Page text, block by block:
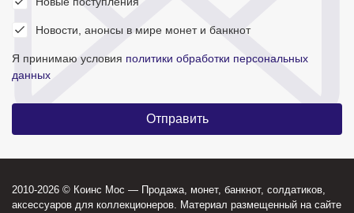
Новости, анонсы в мире монет и банкнот
Я принимаю условия политики обработки персональных
данных
2010-2026 © Коинс Мос — Продажа, монет, банкнот, солдатиков,
аксессуаров для коллекционеров. Материал размещенный на сайте